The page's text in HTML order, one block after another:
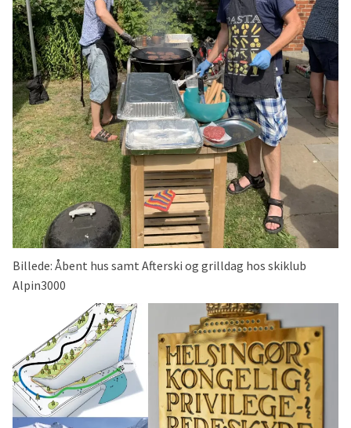
Billede: Åbent hus samt Afterski og grilldag hos skiklub
Alpin3000